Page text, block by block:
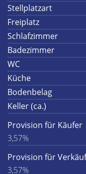
Stellplatzart
Freiplatz
Schlafzimmer
Badezimmer
WC
Küche
Bodenbelag
Keller (ca.)
Provision für Käufer
3,57%
Provision für
3,57%